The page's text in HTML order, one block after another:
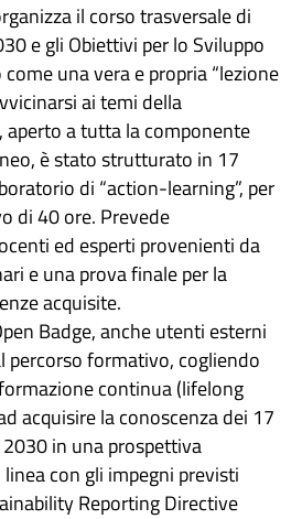
il corso trasversale di
e gli Obiettivi per lo Sviluppo
come una vera e propria “lezione
ai temi della
aperto a tutta la componente
è stato strutturato in 17
di “action-learning”, per
di 40 ore. Prevede
ed esperti provenienti da
e una prova finale per la
acquisite.
Badge, anche utenti esterni
percorso formativo, cogliendo
continua (lifelong
acquisire la conoscenza dei 17
in una prospettiva
con gli impegni previsti
Reporting Directive